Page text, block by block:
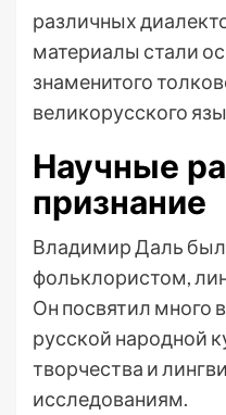
различных
материалы стали
знаменитого
великорусского
Научные
признание
Владимир Даль
фольклористом,
Он посвятил много
русской народной
творчества и
исследованиям.